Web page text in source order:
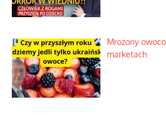
Mrożony
marketach